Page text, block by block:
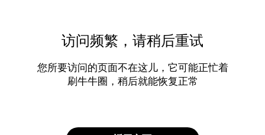
访问频繁，请稍后重试
您所要访问的页面不在这儿，它可能正忙着
刷牛牛圈，稍后就能恢复正常